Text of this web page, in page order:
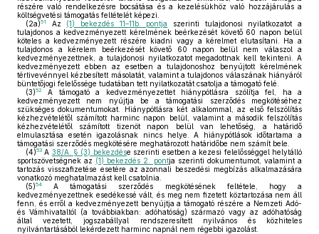
részére való rendelkezésre bocsátása és a kezelésükhöz való hozzájárulás a
költségvetési támogatás feltételét képezi.
(2a)51 Az (1) bekezdés 11–11b. pontja
szerinti tulajdonosi nyilatkozatot a
tulajdonos a kedvezményezett kérelmének beérkezését követő 60 napon belül
köteles a kedvezményezett részére kiadni vagy a kérelmet elutasítani. Ha a
tulajdonos a kérelem beérkezését követő 60 napon belül nem válaszol a
kedvezményezettnek, a tulajdonosi nyilatkozatot megadottnak kell tekinteni. A
kedvezményezett ebben az esetben a tulajdonoshoz benyújtott kérelmének
tértivevénnyel kézbesített másolatát, valamint a tulajdonos válaszának hiányáról
büntetőjogi felelőssége tudatában tett nyilatkozatát csatolja a támogató felé.
(3)52
A támogató a kedvezményezettet hiánypótlásra szólítja fel, ha a
kedvezményezett nem nyújtja be a támogatási szerződés megkötéséhez
szükséges dokumentumokat. Hiánypótlásra két alkalommal, az első felszólítás
kézhezvételétől számított harminc napon belül, valamint a második felszólítás
kézhezvételétől számított tizenöt napon belül van lehetőség, a határidő
elmulasztása esetén igazolásnak nincs helye. A hiánypótlások időtartama a
támogatási szerződés megkötésére meghatározott határidőbe nem számít bele.
(4)53 A 38/A. § (3) bekezdése szerinti esetben a kezesi felelősséggel helytálló
sportszövetségnek az (1) bekezdés 2. pontja szerinti dokumentumot, valamint a
tartozás visszafizetése esetére az azonnali beszedési megbízás alkalmazására
vonatkozó meghatalmazást kell csatolnia.
(5)54
A támogatási szerződés megkötésének feltétele, hogy a
kedvezményezettnek esedékessé vált, és meg nem fizetett köztartozása nem áll
fenn, és erről a kedvezményezett benyújtja a támogató részére a Nemzeti Adó-
és Vámhivataltól (a továbbiakban: adóhatóság) származó vagy az adóhatóság
által vezetett, jogszabállyal rendszeresített nyilvános és közhiteles
nyilvántartásából lekérdezett harminc napnál nem régebbi igazolást.